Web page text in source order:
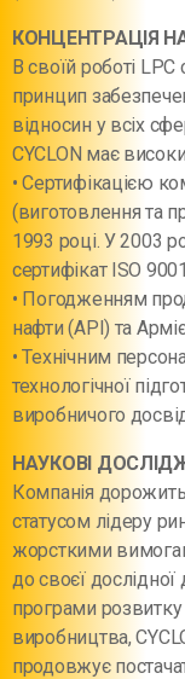
КОНЦЕНТРАЦІЯ
В своїй роботі
принцип
відносин у всіх
CYCLON має
• Сертифікацією
(виготовлення та
1993 році. У 2003
сертифікат ISO
• Погодженням
нафти (API) та
• Технічним
технологічної
виробничого
НАУКОВІ
Компанія
статусом лідеру
жорсткими
до своєї дослідної
програми розвитку
виробництва,
продовжує